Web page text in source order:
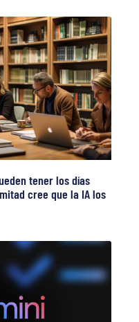
tener los días
cree que la IA los